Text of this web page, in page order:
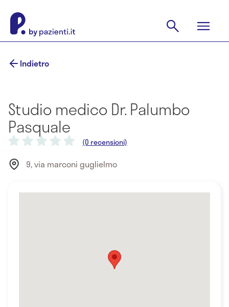
Indietro
Studio medico Dr. Palumbo
Pasquale
(0 recensioni)
9, via marconi guglielmo